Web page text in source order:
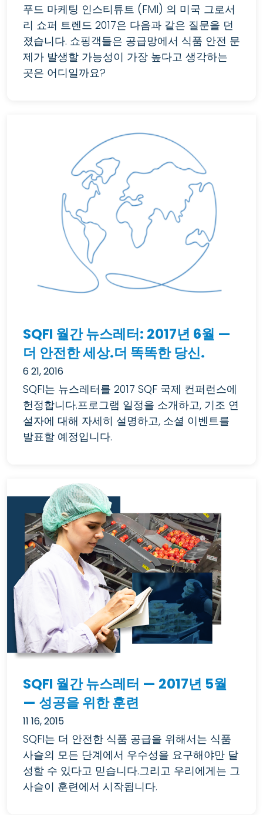
푸드 마케팅 인스티튜트 (FMI) 의 미국 그로서
리 쇼퍼 트렌드 2017은 다음과 같은 질문을 던
졌습니다. 쇼핑객들은 공급망에서 식품 안전 문
제가 발생할 가능성이 가장 높다고 생각하는
곳은 어디일까요?
SQFI 월간 뉴스레터: 2017년 6월 —
더 안전한 세상.더 똑똑한 당신.
6 21, 2016
SQFI는 뉴스레터를 2017 SQF 국제 컨퍼런스에
헌정합니다.프로그램 일정을 소개하고, 기조 연
설자에 대해 자세히 설명하고, 소셜 이벤트를
발표할 예정입니다.
SQFI 월간 뉴스레터 — 2017년 5월
— 성공을 위한 훈련
11 16, 2015
SQFI는 더 안전한 식품 공급을 위해서는 식품
사슬의 모든 단계에서 우수성을 요구해야만 달
성할 수 있다고 믿습니다.그리고 우리에게는 그
사슬이 훈련에서 시작됩니다.